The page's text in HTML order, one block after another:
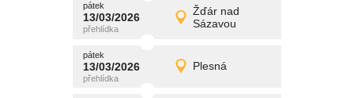
pátek
13/03/2026
Žďár nad
Sázavou
pátek
13/03/2026 Detail
promítání
pátek
13/03/2026 Plesná
pátek
13/03/2026 Detail
promítání